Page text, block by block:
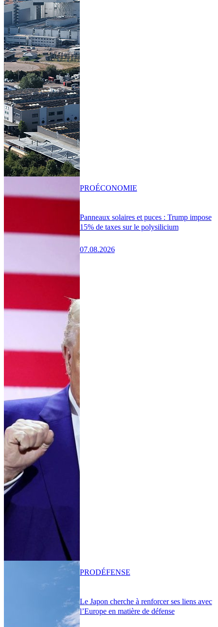
Panneaux solaires et puces : Trump impose
15% de taxes sur le polysilicium
07.08.2026
PROÉCONOMIE
Le Japon cherche à renforcer ses liens avec
l’Europe en matière de défense
PRODÉFENSE